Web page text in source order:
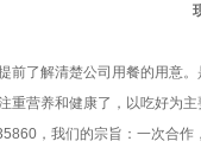
前了解清楚公司用餐的用意
营养和健康了，以吃好为主
，我们的宗旨：一次合作